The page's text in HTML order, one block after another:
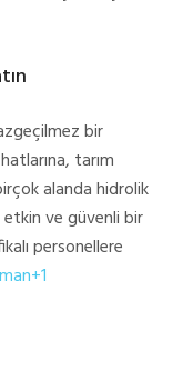
bir
tarım
alanda hidrolik
etkin ve güvenli bir
personellere